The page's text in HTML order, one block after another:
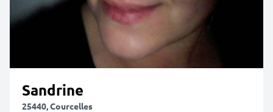
Sandrine
25440, Courcelles